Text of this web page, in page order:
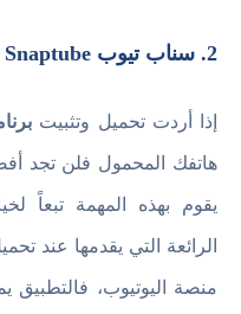
2. سناب تيوب Snaptube
إذا أردت تحميل وتثبيت
هاتفك المحمول فلن تجد
يقوم بهذه المهمة تبعاً
الرائعة التي يقدمها عند
منصة اليوتيوب، فالتطبيق